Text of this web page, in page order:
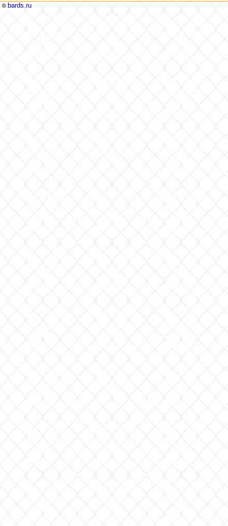
© bards.ru